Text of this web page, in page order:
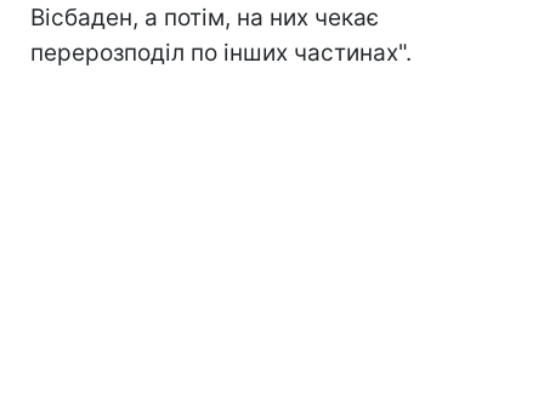
Вісбаден, а потім, на них чекає
перерозподіл по інших частинах".